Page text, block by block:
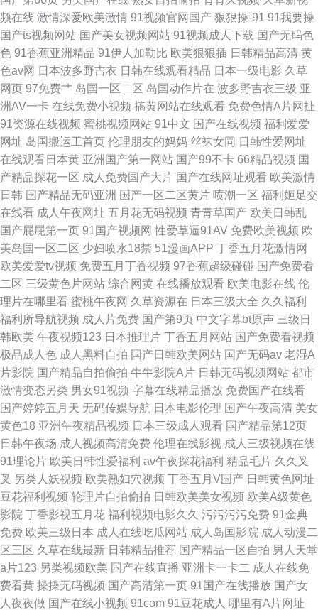
频在线 激情深爱欧美激情 91视频官网国产 狠狠操-91 91我要操
国产ts视频网站 国产美女视频网站 91视频成人下载 国产无码色
色 91香蕉亚洲精品 91伊人加勒比 欧美狠狠插 日韩精品高清 黄
色av网 日本波多野吉衣 日韩在线观看精品 日本一级电影 久草
网页 97免费艹 岛国一区二区 岛国动作片在 波多野吉衣三级 亚
洲AV一卡 在线免费小视频 搞黄网站在线观看 免费色情A片网扯
91资源在线视频 蜜桃视频网站 91中文 国产在线视频 福利爱爱
网址 岛国搬运工首页 伦理朋友的妈妈 丝袜女同 日韩性爱网址
在线观看日本黄 亚洲国产第一网站 国产99不卡 66精品视频 国
产精品探花一区 成人免费国产大片 国产在线网址观看 欧美激情
日韩 国产精品无码亚洲 国产一区二区黄片 喷潮一区 福利姬足交
在线看 成人午夜网址 五月花无码视频 青青草国产 欧美日韩乱
国产屁屁第一页 91国产视频网 性爱草逼91AV 免费欧美视频 欧
美岛国一区二区 少妇喷水18禁 51漫画APP 丁香五月花激情网
欧美爱爱tv视频 免费五月丁香视频 97香蕉超级碰碰 国产免费看
二区 三级黄色片网站 综合网黄 在线播放观看 欧美电影在线 伦
理片在哪里看 蜜桃午夜网 久草资源在 日本三级大全 久久福利
福利所导航视频 成人片免费 国产第9页 中文字幕bt原声 三级日
韩欧美 午夜视频123 日本推理片 丁香五月网站 国产免费看视频
极品成人色 成人黑料自拍 国产日韩欧美网站 国产无码av 老湿A
片影院 国产精品自拍偷拍 牛牛影院A片 日韩无码视频网站 都市
激情变态另类 男女91视频 字幕在线精品播放 免费国产在线看
国产婷婷五月天 无码传媒导航 日本电影伦理 国产午夜高清 美女
黄色18 亚洲午夜精品视频 日本三级成人观看 国产精品第12页
日韩午夜场 成人视频高清免费 伦理在线影视 成人三级视频在线
91理论片 欧美日韩性爱福利 av午夜探花福利 精品毛片 久久叉
叉 另类人妖视频 欧美熟妇穴视频 丁香五月V国产 日韩黄色网址
豆花福利视频 轮理片自拍偷拍 日韩欧美美女视频 欧美A级黄色
影院 丁香影视五月花 福利视频电影久久 污污污污免费 91金典
免费 欧美三级日本 成人在线吃瓜网站 成人岛国影院 成人动漫二
区三区 久草在线最新 日韩精品推荐 国产精品一区自拍 男人天堂
a片123 另类视频欧美 国产在线直播 亚洲卡一卡二 成人在线免
费看黄 操操无码视频 国产高清第一页 91国产在线播放 国产女
人夜夜做 国产在线小视频 91com 91豆花成人 哪里有A片网址